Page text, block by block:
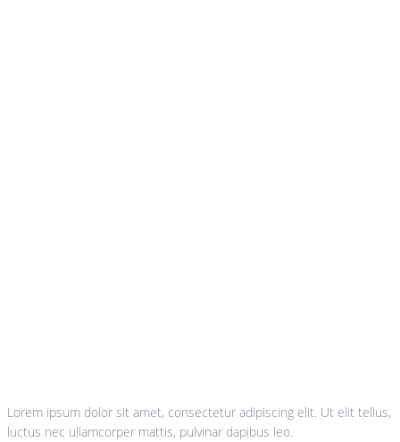
Lorem ipsum dolor sit amet, consectetur adipiscing elit. Ut elit tellus,
luctus nec ullamcorper mattis, pulvinar dapibus leo.